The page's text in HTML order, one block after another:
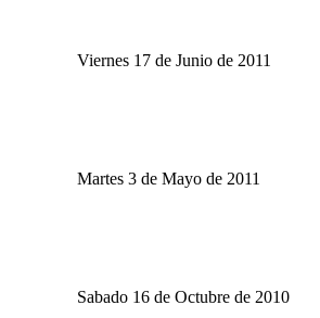
Viernes 17 de Junio de 2011
Martes 3 de Mayo de 2011
Sabado 16 de Octubre de 2010